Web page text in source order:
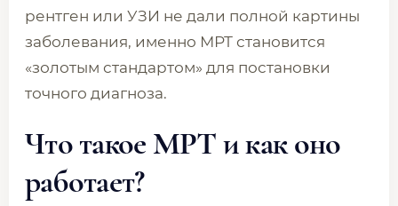
рентген или УЗИ не дали полной картины
заболевания, именно МРТ становится
«золотым стандартом» для постановки
точного диагноза.
Что такое МРТ и как оно
работает?